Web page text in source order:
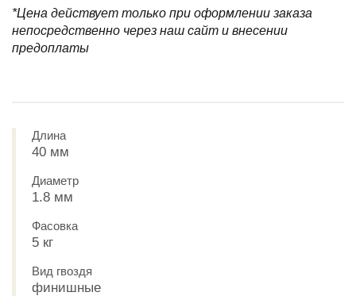
*Цена действует только при оформлении заказа
непосредственно через наш сайт и внесении
предоплаты
Длина
40 мм
Диаметр
1.8 мм
Фасовка
5 кг
Вид гвоздя
финишные